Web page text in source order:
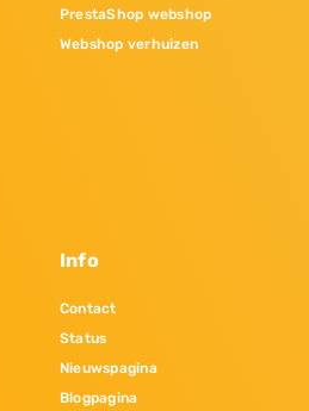
PrestaShop webshop
Webshop verhuizen
Info
Contact
Status
Nieuwspagina
Blogpagina